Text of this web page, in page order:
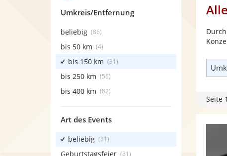
Seite
Umkreis/Entfernung
beliebig (86)
bis 50 km (4)
bis 150 km (31)
bis 250 km (56)
bis 400 km (82)
Art des Events
beliebig (31)
Geburtstagsfeier (31)